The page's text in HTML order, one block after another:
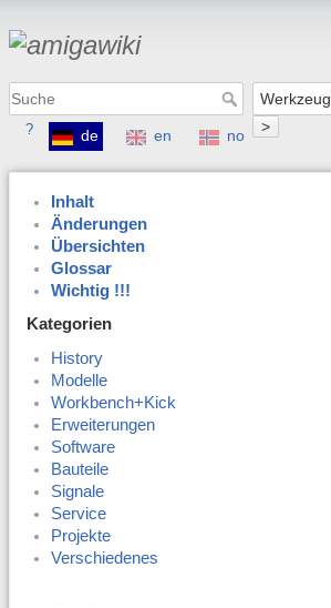
>
? de en no
Inhalt
Änderungen
Übersichten
Glossar
Wichtig !!!
Kategorien
History
Modelle
Workbench+Kick
Erweiterungen
Software
Bauteile
Signale
Service
Projekte
Verschiedenes